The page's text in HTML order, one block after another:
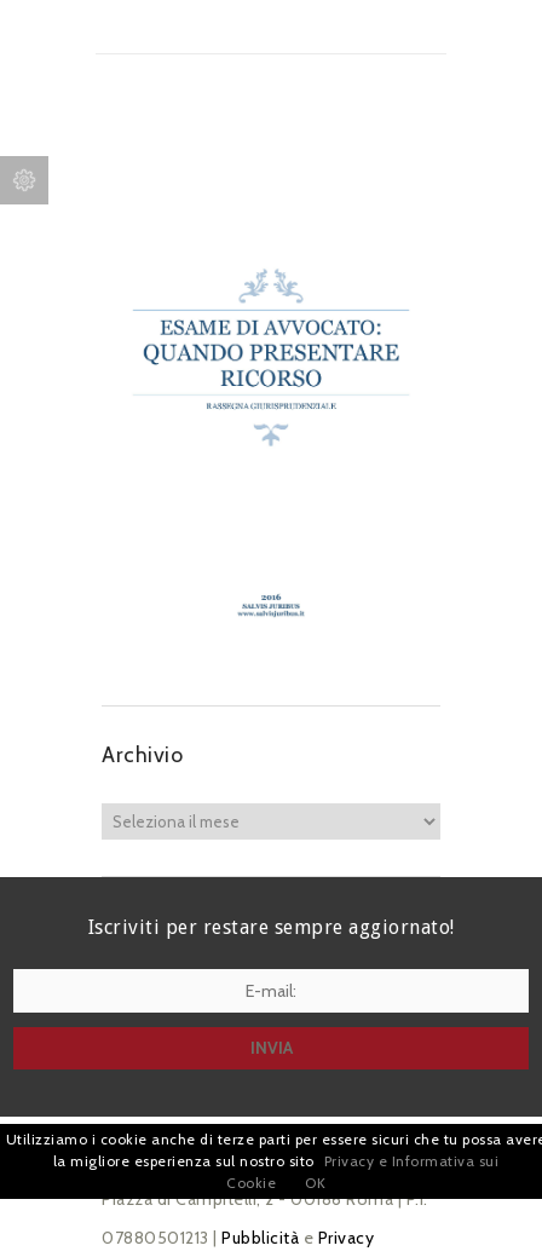
Archivio
Iscriviti per restare sempre aggiornato!
| Avv. Giacomo Romano |
Piazza di Campitelli, 2 - 00186 Roma | P.I.
07880501213 | Pubblicità e Privacy
Utilizziamo i cookie anche di terze parti per essere sicuri che tu possa
la migliore esperienza sul nostro sito
Privacy e Informativa sui
Cookie
OK